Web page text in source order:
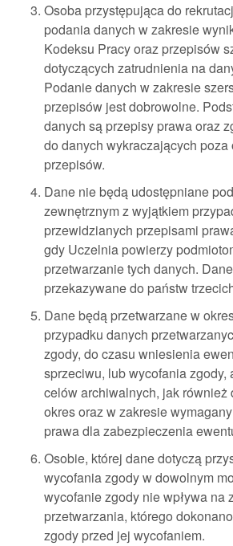
Osoba przystępująca do
podania danych w zakresie
Kodeksu Pracy oraz przepisów
dotyczących zatrudnienia na
Podanie danych w zakresie
przepisów jest dobrowolne.
danych są przepisy prawa oraz
do danych wykraczających
przepisów.
Dane nie będą udostępniane
zewnętrznym z wyjątkiem
przewidzianych przepisami
gdy Uczelnia powierzy
przetwarzanie tych danych.
przekazywane do państw
Dane będą przetwarzane w
przypadku danych
zgody, do czasu wniesienia
sprzeciwu, lub wycofania zgody,
celów archiwalnych, jak również
okres oraz w zakresie
prawa dla zabezpieczenia
Osobie, której dane dotyczą
wycofania zgody w dowolnym
wycofanie zgody nie wpływa na
przetwarzania, którego
zgody przed jej wycofaniem.